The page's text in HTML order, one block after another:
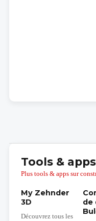
Tools & apps
Plus tools & apps sur
My Zehnder
3D
Découvrez tous les
de